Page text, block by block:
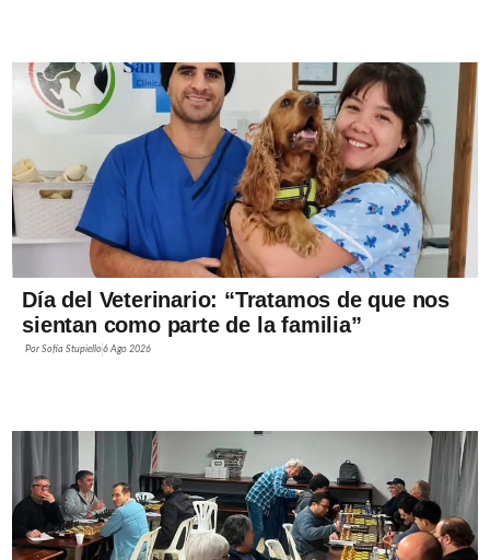
Día del Veterinario: “Tratamos de que nos
sientan como parte de la familia”
PorSofía Stupiello6 Ago 2026